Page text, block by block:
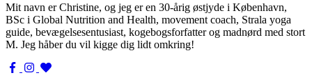
Mit navn er Christine, og jeg er en 30-årig østjyde i København,
BSc i Global Nutrition and Health, movement coach, Strala yoga
guide, bevægelsesentusiast, kogebogsforfatter og madnørd med stort
M. Jeg håber du vil kigge dig lidt omkring!